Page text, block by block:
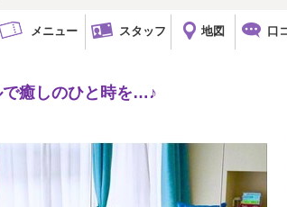
メニュー スタッフ 地図 口
で癒しのひと時を…♪